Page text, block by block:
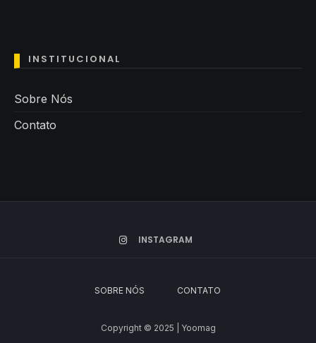
INSTITUCIONAL
Sobre Nós
Contato
INSTAGRAM
SOBRE NÓS CONTATO
Copyright © 2025 | Yoomag